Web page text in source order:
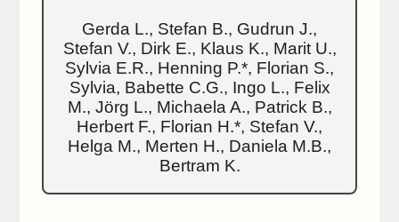
Gerda L., Stefan B., Gudrun J.,
Stefan V., Dirk E., Klaus K., Marit U.,
Sylvia E.R., Henning P.*, Florian S.,
Sylvia, Babette C.G., Ingo L., Felix
M., Jörg L., Michaela A., Patrick B.,
Herbert F., Florian H.*, Stefan V.,
Helga M., Merten H., Daniela M.B.,
Bertram K.